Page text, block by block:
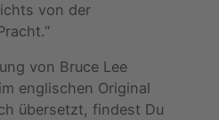
von der
von Bruce Lee
englischen Original
übersetzt, findest Du